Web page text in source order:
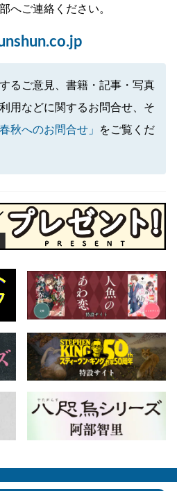
へご連絡ください。
るご意見、書籍・記事・写真
用などに関するお問合せ、そ
秋へのお問合せ」
をご覧くだ